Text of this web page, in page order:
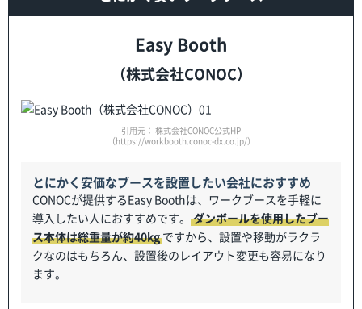
Easy Booth
（株式会社CONOC）
引用元： 株式会社CONOC公式HP
（https://workbooth.conoc-dx.co.jp/）
とにかく安価なブースを設置したい会社におすすめ
CONOCが提供するEasy Boothは、ワークブースを手軽に
導入したい人におすすめです。 ダンボールを使用したブー
ス本体は総重量が約40kgですから、設置や移動がラクラ
クなのはもちろん、設置後のレイアウト変更も容易になり
ます。